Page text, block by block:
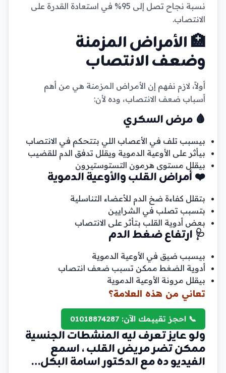
نسبة نجاح تصل إلى 95% في استعادة القدرة على
الانتصاب.
🏥 الأمراض المزمنة
وضعف الانتصاب
أولاً، لازم نفهم إن الأمراض المزمنة هي من أهم
أسباب ضعف الانتصاب، وده لأن:
🩸 مرض السكري
بيسبب تلف في الأعصاب اللي بتتحكم في الانتصاب
بيأثر على الأوعية الدموية ويقلل تدفق الدم للقضيب
بيقلل مستوى هرمون التستوستيرون
❤️ أمراض القلب والأوعية الدموية
بتقلل كفاءة ضخ الدم للأعضاء التناسلية
بتسبب تصلب في الشرايين
بعض أدوية القلب بتأثر على الانتصاب
🩺 ارتفاع ضغط الدم
بيسبب ضيق في الأوعية الدموية
أدوية الضغط ممكن تسبب ضعف انتصاب
بيقلل مرونة الأوعية الدموية
تعاني من هذه العلامة؟
📞 احجز تقييمك الآن: 01018874287
ولو عايز تعرف ليه المنشطات الجنسية
ممكن تضر مريض القلب ، اسمع
الفيديو ده مع الدكتور اسامة البكل…